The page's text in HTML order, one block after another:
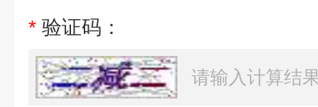
* 验证码：